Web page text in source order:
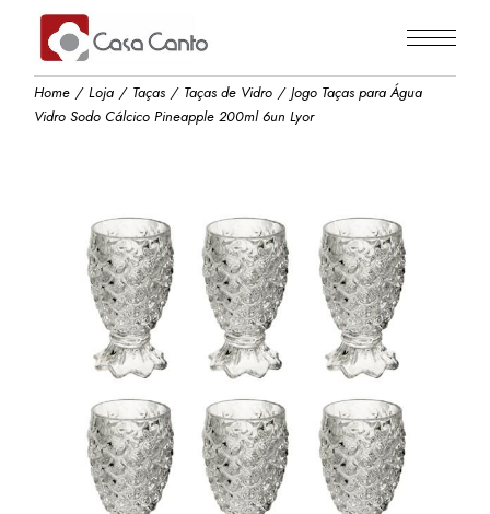
content
Home Loja Taças Taças de Vidro
Jogo Taças para Água
Vidro Sodo Cálcico Pineapple 200ml 6un Lyor